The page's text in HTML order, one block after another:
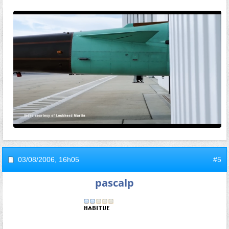
03/08/2006, 16h05 #5
pascalp